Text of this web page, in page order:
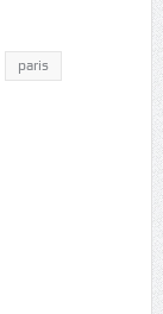
paris